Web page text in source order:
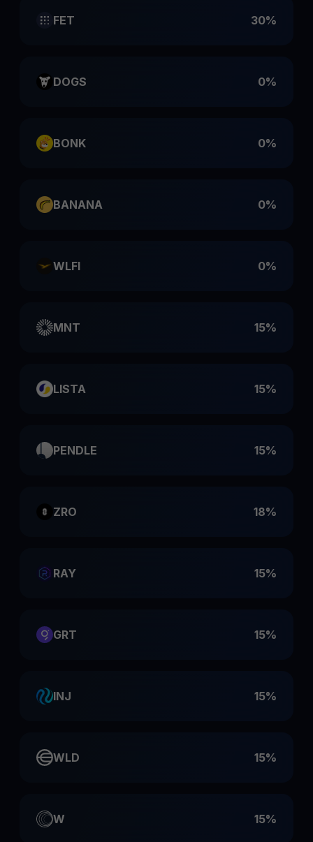
FET 30%
DOGS 0%
BONK 0%
BANANA 0%
WLFI 0%
MNT 15%
LISTA 15%
PENDLE 15%
ZRO 18%
RAY 15%
GRT 15%
INJ 15%
WLD 15%
W 15%